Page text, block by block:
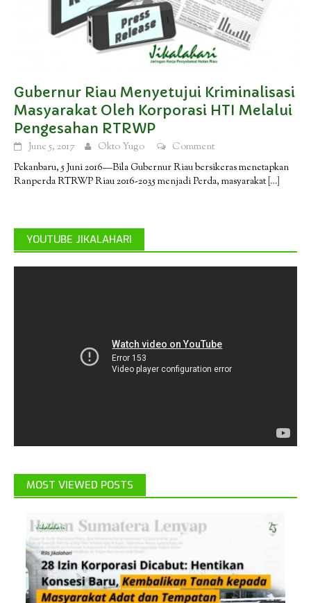
Gubernur Riau Menyetujui Kriminalisasi
Masyarakat Oleh Korporasi HTI Melalui
Pengesahan RTRWP
June 5, 2017 Okto Yugo
Comment
Pekanbaru, 5 Juni 2016—Bila Gubernur Riau bersikeras menetapkan
Ranperda RTRWP Riau 2016-2035 menjadi Perda, masyarakat[…]
YOUTUBE JIKALAHARI
MOST VIEWED POSTS